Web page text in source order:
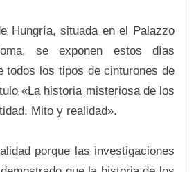
Hungría, situada en el Palazzo
se exponen estos días
todos los tipos de cinturones de
«La historia misteriosa de los
Mito y realidad».
porque las investigaciones